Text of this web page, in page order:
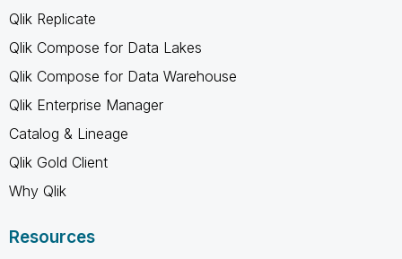
Qlik Replicate
Qlik Compose for Data Lakes
Qlik Compose for Data Warehouse
Qlik Enterprise Manager
Catalog & Lineage
Qlik Gold Client
Why Qlik
Resources